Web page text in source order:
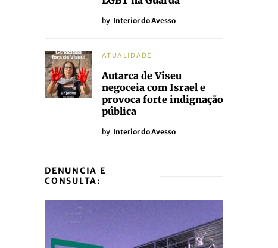
by Interior do Avesso
ATUALIDADE
Autarca de Viseu
negoceia com Israel e
provoca forte indignação
pública
by Interior do Avesso
DENUNCIA E
CONSULTA: